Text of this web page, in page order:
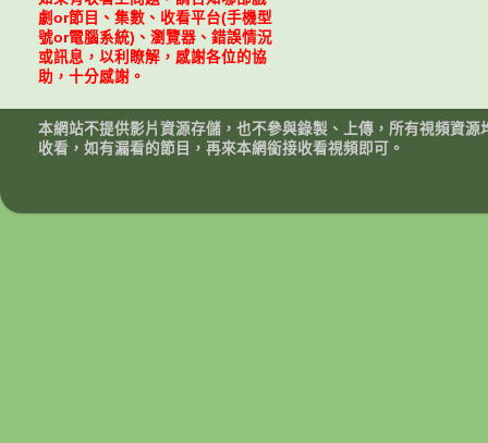
劇or節目、集數、收看平台(手機型
號or電腦系統)、瀏覽器、錯誤情況
或訊息，以利瞭解，感謝各位的協
助，十分感謝。
本網站不提供影片資源存儲，也不參與錄製、上傳，所有視頻資
收看，如有漏看的節目，再來本網銜接收看視頻即可。